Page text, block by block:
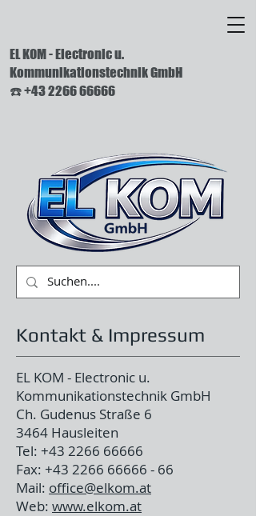
EL KOM - Electronic u.
Kommunikationstechnik GmbH
☎️ +43 2266 66666
Kontakt & Impressum
EL KOM - Electronic u.
Kommunikationstechnik GmbH
Ch. Gudenus Straße 6
3464 Hausleiten
Tel: +43 2266 66666
Fax: +43 2266 66666 - 66
Mail: office@elkom.at
Web: www.elkom.at